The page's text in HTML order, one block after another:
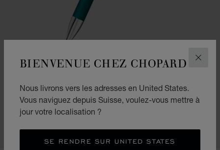
BIENVENUE CHEZ CHOPARD
Nous livrons vers les adresses en United States.
Vous naviguez depuis Suisse, voulez-vous mettre à
jour votre localisation ?
SE RENDRE SUR UNITED STATES
STYLO À BILLE ICE CUBE PURE
LAQUE VERTE ET MÉTAL ARGENTÉ
CHF 360